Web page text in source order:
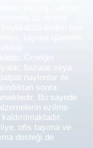
bazalar veya
naylonlar ile
sonra
Bu sayede
ezilme
ofis taşıma ve
desteği de